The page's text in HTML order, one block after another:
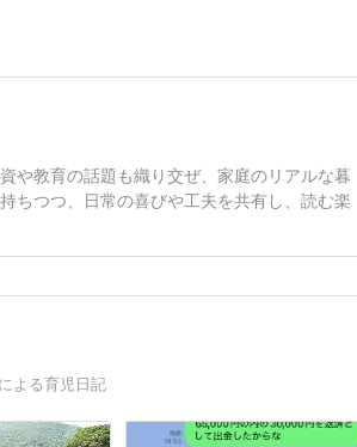
や教育の話題も織り交ぜ、家庭のリアルな暮
ちつつ、日常の喜びや工夫を共有し、読む楽
よる育児日記